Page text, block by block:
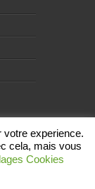
votre experience.
cela, mais vous
Cookies